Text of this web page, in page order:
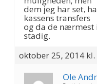
dem jeg har set,
kassens transfers
og da de nærmest
stadig.
oktober 25, 2014 kl.
Ole